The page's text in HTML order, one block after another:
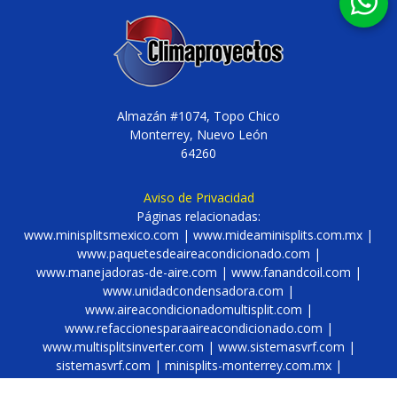
Almazán #1074, Topo Chico
Monterrey, Nuevo León
64260
Aviso de Privacidad
Páginas relacionadas:
www.minisplitsmexico.com | www.mideaminisplits.com.mx |
www.paquetesdeaireacondicionado.com |
www.manejadoras-de-aire.com | www.fanandcoil.com |
www.unidadcondensadora.com |
www.aireacondicionadomultisplit.com |
www.refaccionesparaaireacondicionado.com |
www.multisplitsinverter.com | www.sistemasvrf.com |
sistemasvrf.com | minisplits-monterrey.com.mx|